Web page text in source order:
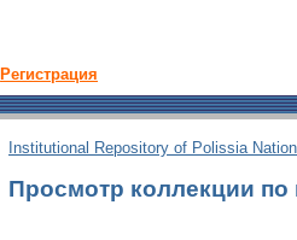
Регистрация
Institutional Repository of Polissia
Просмотр коллекции по